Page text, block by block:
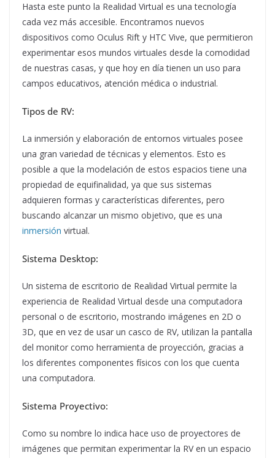
Hasta este punto la Realidad Virtual es una tecnología
cada vez más accesible. Encontramos nuevos
dispositivos como Oculus Rift y HTC Vive, que permitieron
experimentar esos mundos virtuales desde la comodidad
de nuestras casas, y que hoy en día tienen un uso para
campos educativos, atención médica o industrial.
Tipos de RV:
La inmersión y elaboración de entornos virtuales posee
una gran variedad de técnicas y elementos. Esto es
posible a que la modelación de estos espacios tiene una
propiedad de equifinalidad, ya que sus sistemas
adquieren formas y características diferentes, pero
buscando alcanzar un mismo objetivo, que es una
inmersión virtual.
Sistema Desktop:
Un sistema de escritorio de Realidad Virtual permite la
experiencia de Realidad Virtual desde una computadora
personal o de escritorio, mostrando imágenes en 2D o
3D, que en vez de usar un casco de RV, utilizan la pantalla
del monitor como herramienta de proyección, gracias a
los diferentes componentes físicos con los que cuenta
una computadora.
Sistema Proyectivo:
Como su nombre lo indica hace uso de proyectores de
imágenes que permitan experimentar la RV en un espacio